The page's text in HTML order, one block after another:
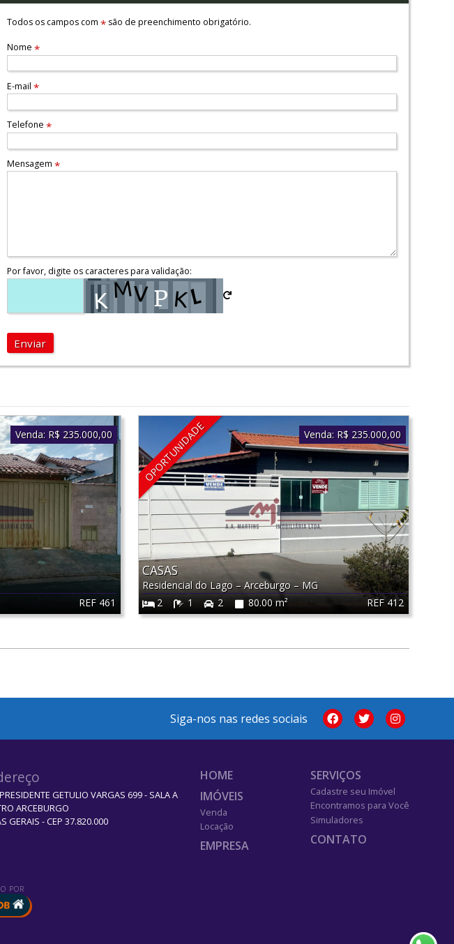
Todos os campos com *são de preenchimento obrigatório.
Nome *
E-mail *
Telefone *
Mensagem *
Por favor, digite os caracteres para validação:
Enviar
REF 461
Venda: R$ 235.000,00 OPORTUNIDADE
REF 412
CASAS
Residencial do Lago –Arceburgo – MG
2
1 2 80.00 m²
Venda: R$ 235.000,00
Siga-nos nas redes sociais
GETULIO VARGAS 699 - SALA A
ARCEBURGO
GERAIS - CEP 37.820.000
HOME
IMÓVEIS
Venda
Locação
EMPRESA
SERVIÇOS
Cadastre seu Imóvel
Encontramos para Você
Simuladores
CONTATO
POR